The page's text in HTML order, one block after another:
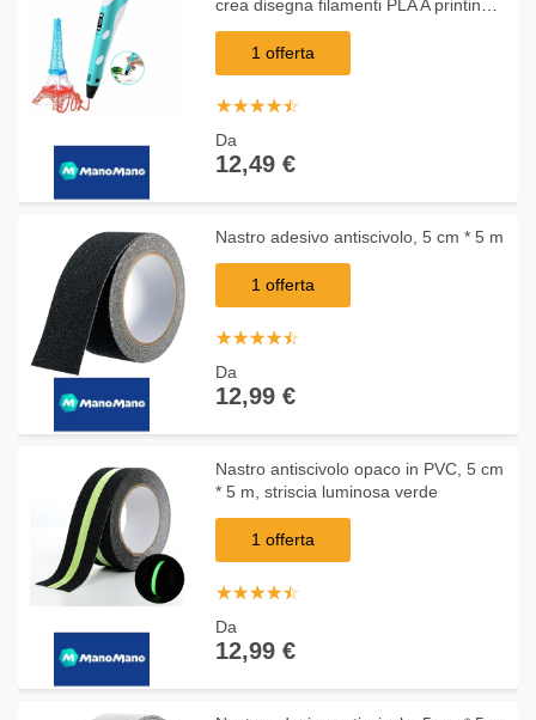
crea disegna filamenti PLA A printing
pen - BS
1 offerta
☆☆☆☆☆
★★★★★
Da
12,49 €
Nastro adesivo antiscivolo, 5 cm * 5 m
1 offerta
☆☆☆☆☆
★★★★★
Da
12,99 €
Nastro antiscivolo opaco in PVC, 5 cm
* 5 m, striscia luminosa verde
1 offerta
☆☆☆☆☆
★★★★★
Da
12,99 €